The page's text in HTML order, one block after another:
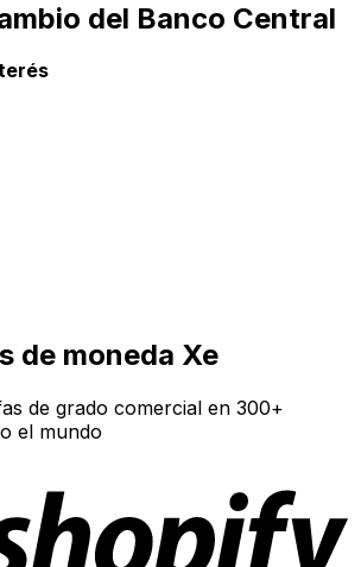
del Banco Central
de moneda Xe
de grado comercial en 300+
el mundo